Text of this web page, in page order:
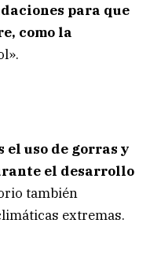
para que
como la
el uso de gorras y
el desarrollo
también
extremas.